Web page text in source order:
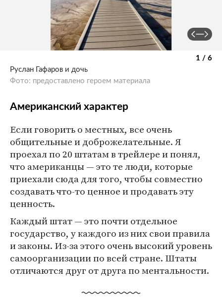
1 / 6
Руслан Гафаров и дочь
Фото: предоставлено героем материала
Американский характер
Если говорить о местных, все очень
общительные и доброжелательные. Я
проехал по 20 штатам в трейлере и понял,
что американцы — это те люди, которые
приехали сюда для того, чтобы совместно
создавать что-то ценное и продавать эту
ценность.
Каждый штат — это почти отдельное
государство, у каждого из них свои правила
и законы. Из-за этого очень высокий уровень
самоорганизации по всей стране. Штаты
отличаются друг от друга по ментальности.